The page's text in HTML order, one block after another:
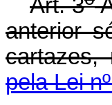
Art. 3
anterior
cartazes,
pela Lei